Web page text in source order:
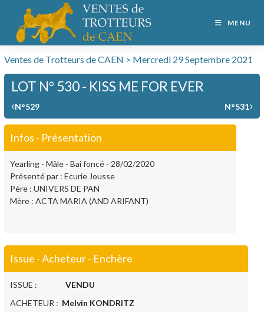
MENU
Ventes de Trotteurs de CAEN > Mercredi 29 Septembre 2021
LOT N° 530 - KISS ME FOR EVER
‹N°529 N°531›
Infos - Présentation
Yearling - Mâle - Bai foncé - 28/02/2020
Présenté par : Ecurie Jousse
Père : UNIVERS DE PAN
Mère : ACTA MARIA (AND ARIFANT)
Issue - Acheteur - Enchère
ISSUE : VENDU
ACHETEUR : Melvin KONDRITZ